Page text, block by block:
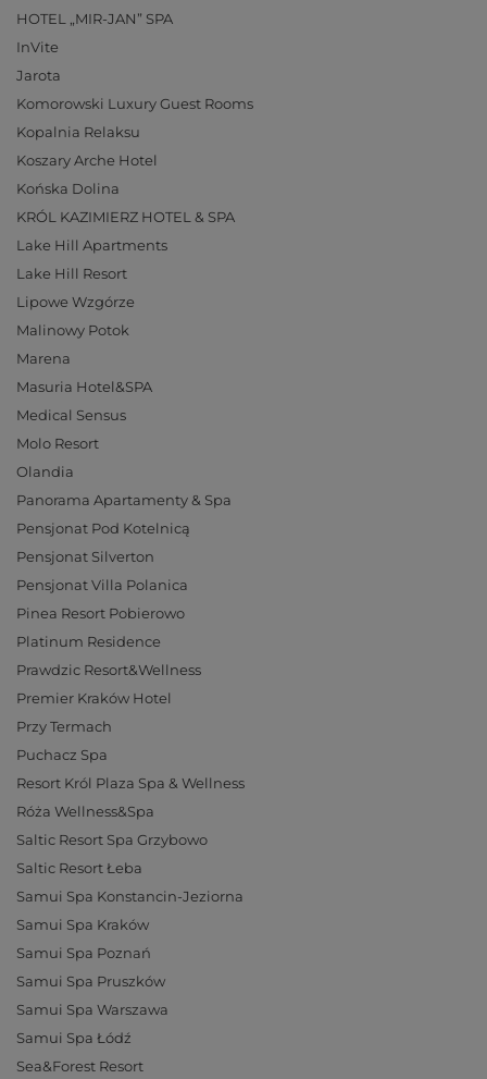
HOTEL „MIR-JAN” SPA
InVite
Jarota
Komorowski Luxury Guest Rooms
Kopalnia Relaksu
Koszary Arche Hotel
Końska Dolina
KRÓL KAZIMIERZ HOTEL & SPA
Lake Hill Apartments
Lake Hill Resort
Lipowe Wzgórze
Malinowy Potok
Marena
Masuria Hotel&SPA
Medical Sensus
Molo Resort
Olandia
Panorama Apartamenty & Spa
Pensjonat Pod Kotelnicą
Pensjonat Silverton
Pensjonat Villa Polanica
Pinea Resort Pobierowo
Platinum Residence
Prawdzic Resort&Wellness
Premier Kraków Hotel
Przy Termach
Puchacz Spa
Resort Król Plaza Spa & Wellness
Róża Wellness&Spa
Saltic Resort Spa Grzybowo
Saltic Resort Łeba
Samui Spa Konstancin-Jeziorna
Samui Spa Kraków
Samui Spa Poznań
Samui Spa Pruszków
Samui Spa Warszawa
Samui Spa Łódź
Sea&Forest Resort